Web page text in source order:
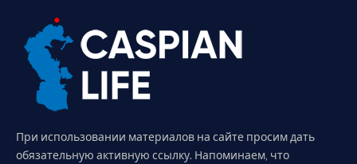
При использовании материалов на сайте просим дать
обязательную активную ссылку. Напоминаем, что